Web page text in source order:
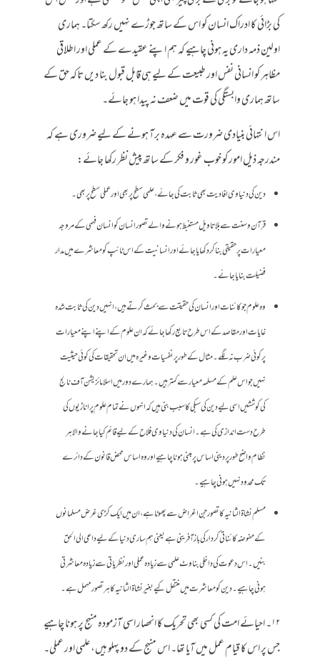
کی بڑائی کا ادراک انسان کو اس کے ساتھ جوڑے نہیں رکھ سکتا۔ ہماری
اولین ذمہ داری یہ ہونی چاہیے کہ ہم اپنے عقیدے کے عملی اور اطلاقی
مظاہر کو انسانی نفس اور طبیعت کے لیے ہی قابل قبول بنا دیں تاکہ حق کے
ساتھ ہماری وابستگی کی قوت میں ضعف نہ پیدا ہو جائے۔
اس انتہائی بنیادی ضرورت سے عہدہ برآ ہونے کے لیے ضروری ہے کہ
مندرجہ ذیل امور کو خوب غور و فکر کے ساتھ پیش نظر رکھا جائے:
دین کی دنیاوی افادیت بھی ثابت کی جائے، علمی سطح پر بھی اور عملی سطح پر بھی۔
قرآن و سنت سے بلا تاویل مستنبط ہونے والے تصور انسان کو انسان فہمی کے مروجہ
معیارات پر حقیقی بنا کر دکھایا جائے اور انسانیت کے اس ٹائپ کو معاشرے میں مدار
فضیلت بنایا جائے۔
وہ علوم جو کائنات اور انسان کی حقیقت سے بحث کرتے ہیں، انہیں دین کی ثابت شدہ
غایات اور مقاصد کے اس طرح تابع رکھا جائے کہ ان علوم کے اپنے اپنے معیارات
پر کوئی ضرب نہ لگے۔ مثال کے طور پر نفسیات وغیرہ میں ان تحقیقات کی کوئی حیثیت
نہیں جو اس علم کے مسلمہ معیار سے کمتر ہیں۔ ہمارے دور میں اسلامائزیشن آف نالج
کی کوششیں اسی لیے دین کی سبکی کا سبب بنی ہیں کہ انہوں نے تمام علوم پر اناڑیوں کی
طرح دست اندازی کی ہے۔ انسان کی دنیاوی فلاح کے لیے قائم کیا جانے والا ہر
نظام واضح طور پر دینی اساس پر مبنی ہونا چاہیے اور وہ اساس محض قانون کے دائرے
تک محدود نہیں ہونی چاہیے۔
مسلم نشاۃ الثانیہ کا تصور جن اغراض سے پھوٹا ہے، ان میں ایک کڑی غرض مسلمانوں
کے مفوضہ کائناتی کردار کی باز آفرینی ہے یعنی ہم ساری دنیا کے لیے داعی الی الحق
بنیں۔ اس دعوت کی داخلی بناوٹ علمی سے زیادہ عملی اور نظریاتی سے زیادہ معاشرتی
ہونی چاہیے۔ دین کو معاشرت میں منتقل کیے بغیر نشاۃ الثانیہ کا ہر تصور مہمل ہے۔
۱۲۔ احیائے امت کی کسی بھی تحریک کا انحصار اسی آزمودہ منہج پر ہونا چاہیے
جس پر اس کا قیام عمل میں آیا تھا۔ اس منہج کے دو پہلو ہیں، علمی اور عملی۔